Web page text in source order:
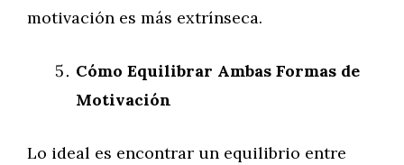
motivación es más extrínseca.
Cómo Equilibrar Ambas Formas de
Motivación
Lo ideal es encontrar un equilibrio entre